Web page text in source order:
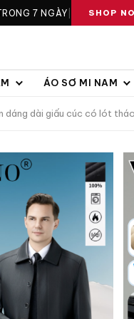
7 NGÀY SHOP
ÁO SƠ MI NAM
dáng dài giấu cúc có lót